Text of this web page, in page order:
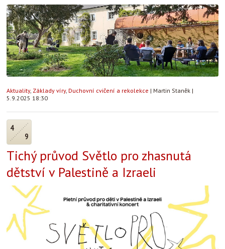
Aktuality, Základy víry, Duchovní cvičení a rekolekce | Martin Staněk |
5.9.2025 18:30
4
9
Tichý průvod Světlo pro zhasnutá
dětství v Palestině a Izraeli